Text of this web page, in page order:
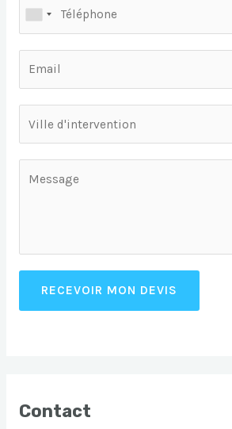
RECEVOIR MON DEVIS
Contact